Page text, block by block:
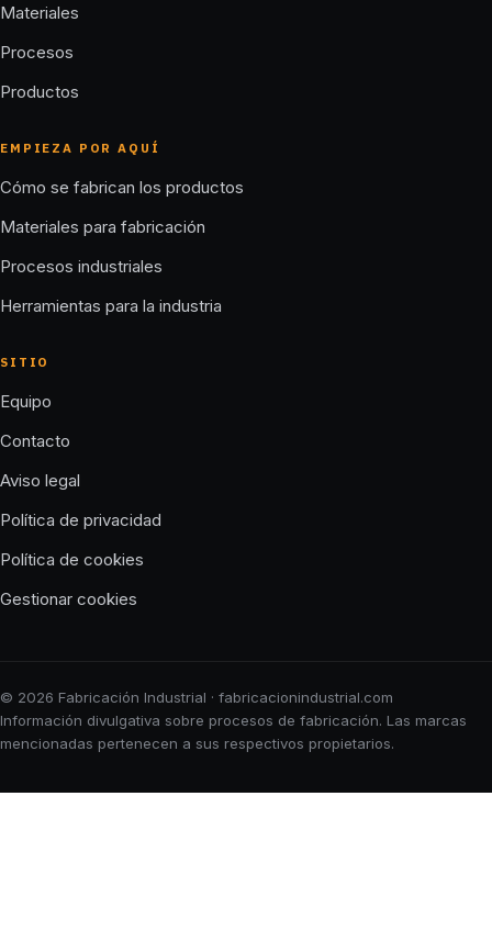
Materiales
Procesos
Productos
EMPIEZA POR AQUÍ
Cómo se fabrican los productos
Materiales para fabricación
Procesos industriales
Herramientas para la industria
SITIO
Equipo
Contacto
Aviso legal
Política de privacidad
Política de cookies
Gestionar cookies
© 2026 Fabricación Industrial · fabricacionindustrial.com
Información divulgativa sobre procesos de fabricación. Las marcas
mencionadas pertenecen a sus respectivos propietarios.